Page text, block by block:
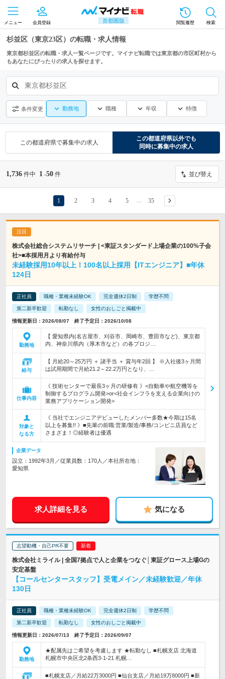
首都圏版
メニュー 会員登録 閲覧履歴 検索
杉並区（東京23区）の転職・求人情報
東京都杉並区の転職・求人一覧ページです。マイナビ転職では東京都の市区町村から
もあなたにぴったりの求人を探せます。
東京都杉並区
条件変更 勤務地 職種 年収 特徴
この都道府県で募集中の求人
この都道府県以外でも
同時に募集中の求人
1,736 件中 1 -50 件 並び替え
1 2 3 4 5 35
株式会社総合システムリサーチ | <東証スタンダード上場企業の100%子会
社>■本採用月より有給付与
未経験採用10年以上！100名以上採用【ITエンジニア】■年休
124日
正社員 職種・業種未経験OK 完全週休2日制 学歴不問
第二新卒歓迎 転勤なし 女性のおしごと掲載中
情報更新日：2026/08/07 終了予定日：2026/10/08
勤務地
【 愛知県内(名古屋市、刈谷市、岡崎市、豊田市など)、東京都
内、神奈川県内（厚木市など）の各プロジ…
給与
【 月給20～25万円 ＋ 諸手当 ＋ 賞与年2回 】 ※入社後3ヶ月間
は試用期間で月給21.2～22.2万円となり、…
仕事内容
《 技術センターで最長3ヶ月の研修有 》<自動車や航空機等を
制御するプログラム開発>or<社会インフラを支える企業向けの
業務アプリケーション開発>
対象と
なる方
《 当社でエンジニアデビューしたメンバー多数★今期は15名
以上を募集!! 》■先輩の前職:営業/製造/事務/コンビニ店員など
さまざま！◎経験者は優遇
企業データ
設立：1992年3月／従業員数：170人／本社所在地：
愛知県
求人詳細を見る 気になる
志望動機・自己PR不要
株式会社ミライル | 全国7拠点で人と企業をつなぐ│東証グロース上場Gの
安定基盤
【コールセンタースタッフ】受電メイン／未経験歓迎／年休
130日
正社員 職種・業種未経験OK 完全週休2日制 学歴不問
第二新卒歓迎 転勤なし 女性のおしごと掲載中
情報更新日：2026/07/13 終了予定日：2026/09/07
勤務地
★配属先はご希望を考慮します ★転勤なし ■札幌支店 北海道
札幌市中央区北2条西3-1-21 札幌…
■札幌支店／月給22万3000円 ■仙台支店／月給19万8000円 ■新